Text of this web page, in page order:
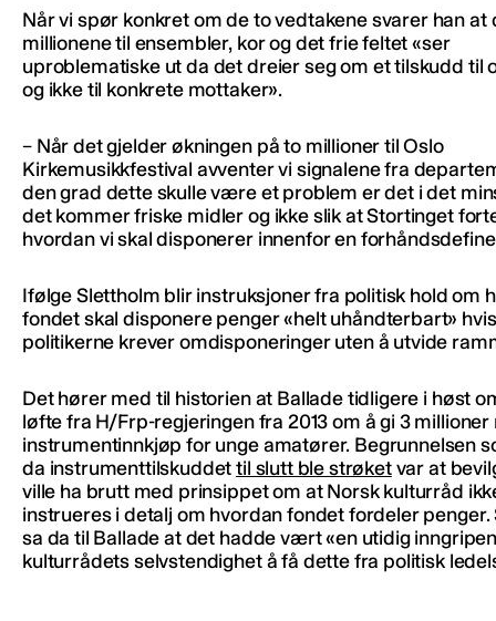
Når vi spør konkret om de to vedtakene svarer han at
millionene til ensembler, kor og det frie feltet «ser
uproblematiske ut da det dreier seg om et tilskudd til
og ikke til konkrete mottaker».
– Når det gjelder økningen på to millioner til Oslo
Kirkemusikkfestival avventer vi signalene fra
den grad dette skulle være et problem er det i det
det kommer friske midler og ikke slik at Stortinget
hvordan vi skal disponerer innenfor en
Ifølge Slettholm blir instruksjoner fra politisk hold om
fondet skal disponere penger «helt uhåndterbart» hvis
politikerne krever omdisponeringer uten å utvide
Det hører med til historien at Ballade tidligere i høst
løfte fra H/Frp-regjeringen fra 2013 om å gi 3 millioner
instrumentinnkjøp for unge amatører. Begrunnelsen
da instrumenttilskuddettil slutt ble strøketvar at
ville ha brutt med prinsippet om at Norsk kulturråd
instrueres i detalj om hvordan fondet fordeler penger.
sa da til Ballade at det hadde vært «en utidig
kulturrådets selvstendighet å få dette fra politisk